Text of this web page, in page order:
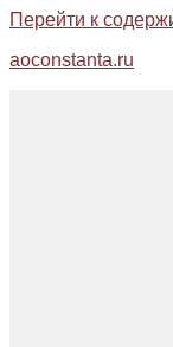
Перейти к
aoconstanta.ru